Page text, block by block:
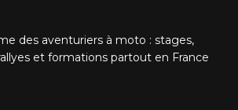
des aventuriers à moto : stages,
et formations partout en France